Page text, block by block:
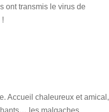
ont transmis le virus de
!
Accueil chaleureux et amical,
les malgaches